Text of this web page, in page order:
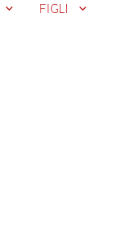
FIGLI